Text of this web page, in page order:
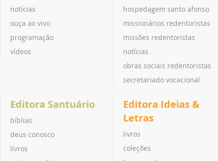
notícias
ouça ao vivo
programação
vídeos
hospedagem santo afonso
missionários redentoristas
missões redentoristas
notícias
obras sociais redentoristas
secretariado vocacional
Editora Santuário
bíblias
deus conosco
livros
Editora Ideias &
Letras
livros
coleções